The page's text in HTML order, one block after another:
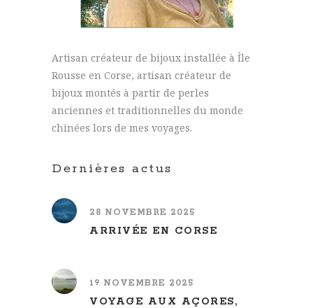
Artisan créateur de bijoux installée à Île
Rousse en Corse, artisan créateur de
bijoux montés à partir de perles
anciennes et traditionnelles du monde
chinées lors de mes voyages.
Dernières actus
28 NOVEMBRE 2025
ARRIVÉE EN CORSE
19 NOVEMBRE 2025
VOYAGE AUX AÇORES,